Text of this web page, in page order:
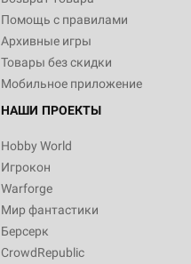
Помощь с правилами
Архивные игры
Товары без скидки
Мобильное приложение
НАШИ ПРОЕКТЫ
Hobby World
Игрокон
Warforge
Мир фантастики
Берсерк
CrowdRepublic